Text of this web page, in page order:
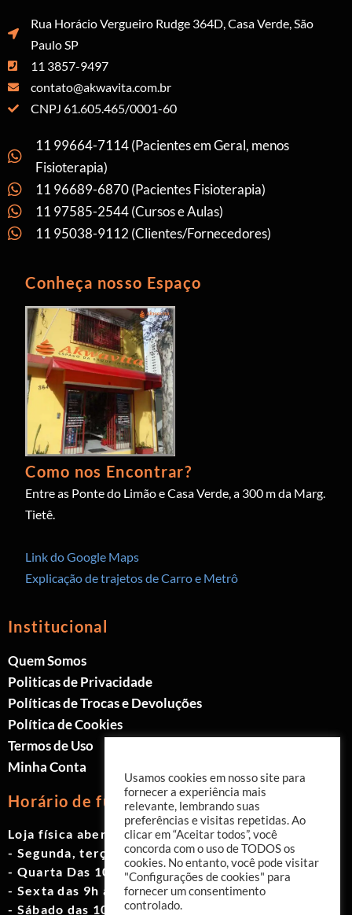
Rua Horácio Vergueiro Rudge 364D, Casa Verde, São
Paulo SP
11 3857-9497
contato@akwavita.com.br
CNPJ 61.605.465/0001-60
11 99664-7114 (Pacientes em Geral, menos
Fisioterapia)
11 96689-6870 (Pacientes Fisioterapia)
11 97585-2544 (Cursos e Aulas)
11 95038-9112 (Clientes/Fornecedores)
Conheça nosso Espaço
Como nos Encontrar?
Entre as Ponte do Limão e Casa Verde, a 300 m da Marg.
Tietê.
Link do Google Maps
Explicação de trajetos de Carro e Metrô
Institucional
Quem Somos
Politicas de Privacidade
Políticas de Trocas e Devoluções
Política de Cookies
Termos de Uso
Minha Conta
Horário de funcionamento
Loja física aberta de Segunda à Sábado.
- Segunda, terça e quinta das 9h às 19h
- Quarta Das 10h às 18h
- Sexta das 9h às 18h
- Sábado das 10h às 17h
Usamos cookies em nosso site para
fornecer a experiência mais
relevante, lembrando suas
preferências e visitas repetidas. Ao
clicar em “Aceitar todos”, você
concorda com o uso de TODOS os
cookies. No entanto, você pode visitar
"Configurações de cookies" para
fornecer um consentimento
controlado.